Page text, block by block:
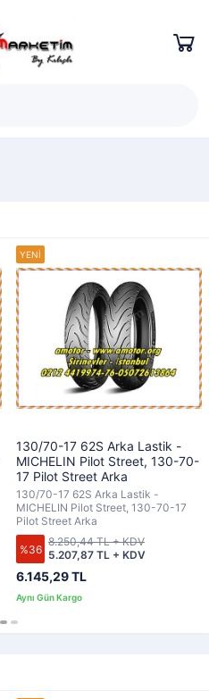
130/70-17 62S Arka Lastik -
MICHELIN Pilot Street, 130-70-
17 Pilot Street Arka
130/70-17 62S Arka Lastik -
MICHELIN Pilot Street, 130-70-17
Pilot Street Arka
%36
6.145,29 TL
5.207,87 TL + KDV
8.250,44 TL + KDV